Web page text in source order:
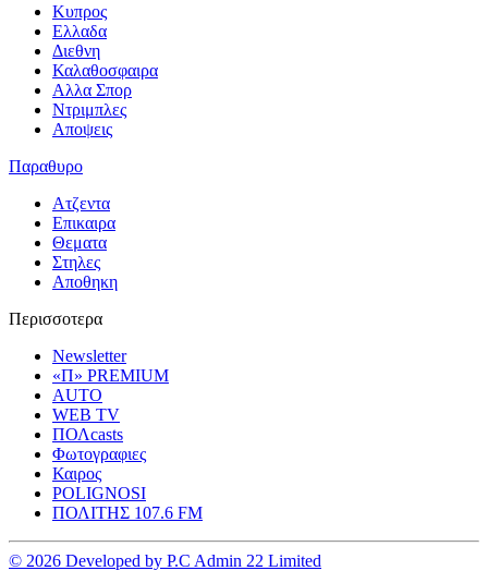
Κυπρος
Ελλαδα
Διεθνη
Καλαθοσφαιρα
Αλλα Σπορ
Ντριμπλες
Αποψεις
Παραθυρο
Ατζεντα
Επικαιρα
Θεματα
Στηλες
Αποθηκη
Περισσοτερα
Newsletter
«Π» PREMIUM
AUTO
WEB TV
ΠΟΛcasts
Φωτογραφιες
Καιρος
POLIGNOSI
ΠΟΛΙΤΗΣ 107.6 FM
© 2026 Developed by P.C Admin 22 Limited